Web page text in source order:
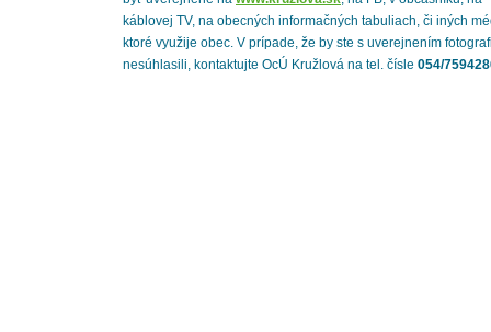
káblovej TV, na obecných informačných tabuliach, či iných
ktoré využije obec. V prípade, že by ste s uverejnením
nesúhlasili, kontaktujte OcÚ Kružlová na tel. čísle 054/